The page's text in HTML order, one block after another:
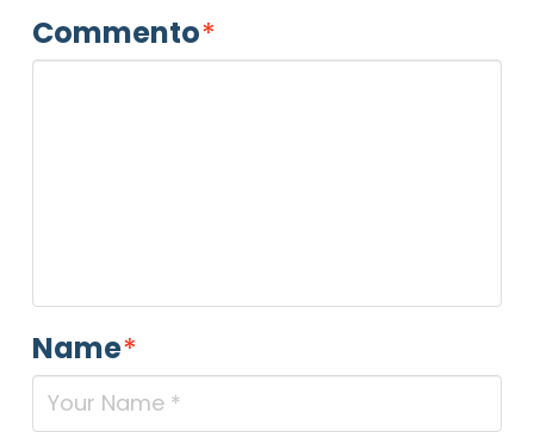
Commento*
Name*